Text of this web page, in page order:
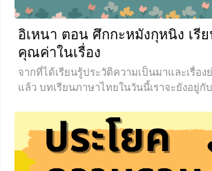
อิเหนา ตอน ศึกกะหมังกุหนิง เรี
คุณค่าในเรื่อง
จากที่ได้เรียนรู้ประวัติความเป็นมาและเรื่อง
แล้ว บทเรียนภาษาไทยในวันนี้เราจะยังอยู่กั
อื่นให้น่าสนใจและน่าศึกษาเช่นกัน ถ้าพร้อม
บทและคุณค่าที่แฝงอยู่ในเรื่อง อิเหนา ตอน
เลยค่ะ ตัวบทเด่น ๆ ในอิเหนา ตอน ศึกกะ
ถอดความ เป็นตอนที่ท้าวกะหมังกุหนิงให้รา